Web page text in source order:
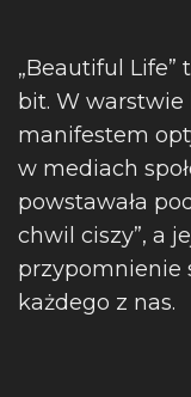
„Beautiful
bit. W
manifestem
w mediach
powstawała
chwil ciszy”, a
przypomnienie
każdego z nas.